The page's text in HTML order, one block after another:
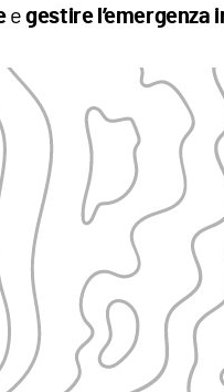
egestire l’emergenza